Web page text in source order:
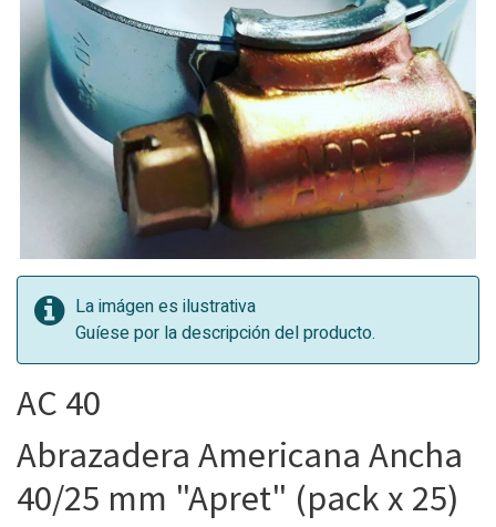
La imágen es ilustrativa
Guíese por la descripción del producto.
AC 40
Abrazadera Americana Ancha
40/25 mm "Apret" (pack x 25)